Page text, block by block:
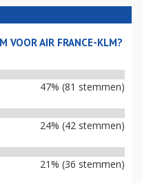
VOOR AIR FRANCE-KLM?
47% (81 stemmen)
24% (42 stemmen)
21% (36 stemmen)